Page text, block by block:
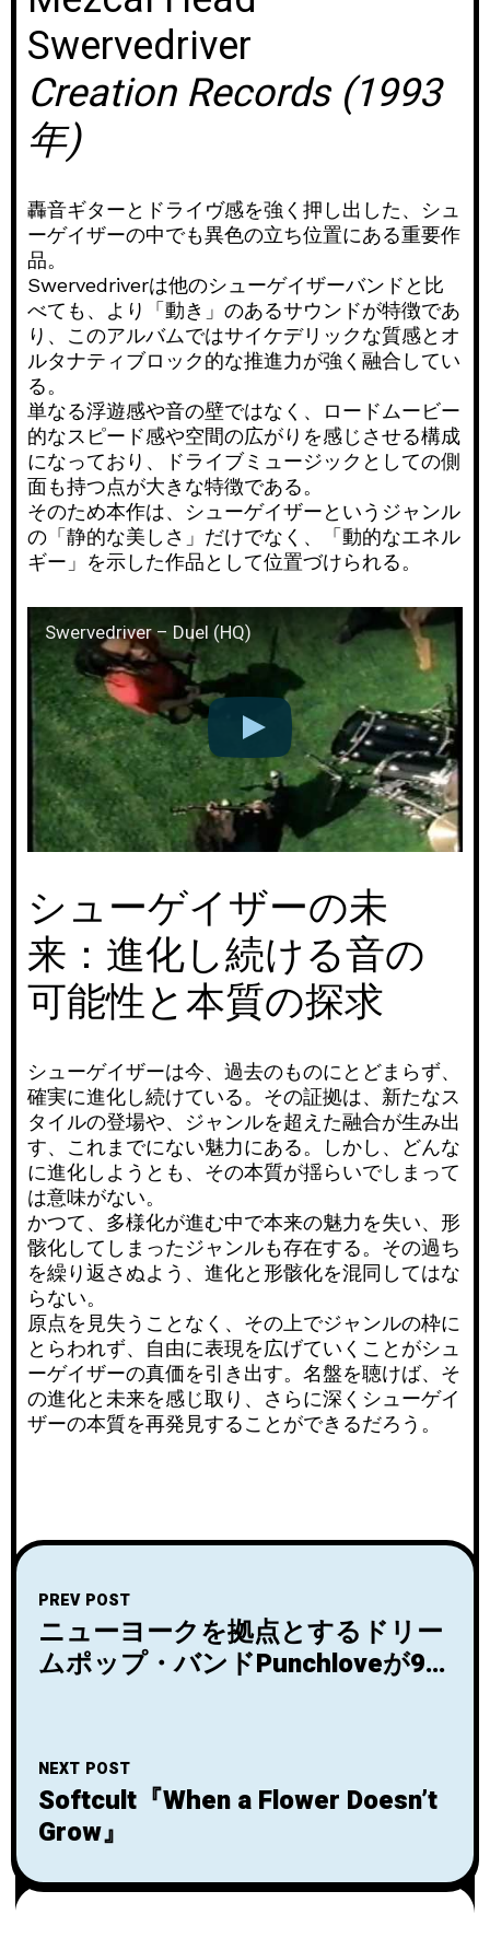
Swervedriver
Creation Records (1993
年)
轟音ギターとドライヴ感を強く押し出した、シュ
ーゲイザーの中でも異色の立ち位置にある重要作
品。
Swervedriverは他のシューゲイザーバンドと比
べても、より「動き」のあるサウンドが特徴であ
り、このアルバムではサイケデリックな質感とオ
ルタナティブロック的な推進力が強く融合してい
る。
単なる浮遊感や音の壁ではなく、ロードムービー
的なスピード感や空間の広がりを感じさせる構成
になっており、ドライブミュージックとしての側
面も持つ点が大きな特徴である。
そのため本作は、シューゲイザーというジャンル
の「静的な美しさ」だけでなく、「動的なエネル
ギー」を示した作品として位置づけられる。
Swervedriver – Duel (HQ)
シューゲイザーの未
来：進化し続ける音の
可能性と本質の探求
シューゲイザーは今、過去のものにとどまらず、
確実に進化し続けている。その証拠は、新たなス
タイルの登場や、ジャンルを超えた融合が生み出
す、これまでにない魅力にある。しかし、どんな
に進化しようとも、その本質が揺らいでしまって
は意味がない。
かつて、多様化が進む中で本来の魅力を失い、形
骸化してしまったジャンルも存在する。その過ち
を繰り返さぬよう、進化と形骸化を混同してはな
らない。
原点を見失うことなく、その上でジャンルの枠に
とらわれず、自由に表現を広げていくことがシュ
ーゲイザーの真価を引き出す。名盤を聴けば、そ
の進化と未来を感じ取り、さらに深くシューゲイ
ザーの本質を再発見することができるだろう。
PREV POST
ニューヨークを拠点とするドリー
ムポップ・バンドPunchloveが9月
NEXT POST
Softcult『When a Flower Doesn’t
Grow』